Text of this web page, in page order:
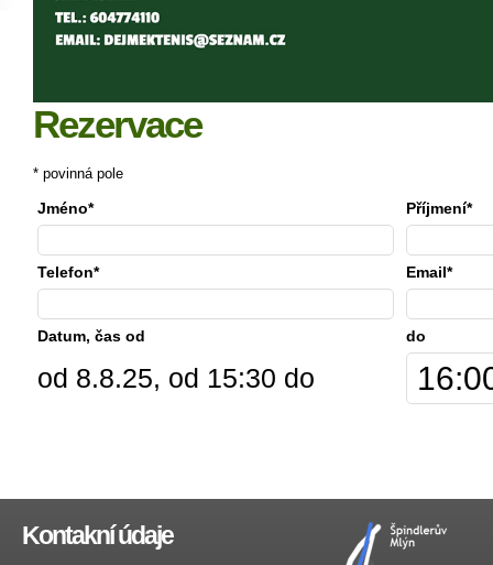
Rezervace
* povinná pole
Jméno* Příjmení*
Telefon* Email*
Datum, čas od do
od 8.8.25, od 15:30 do
Kontakní údaje